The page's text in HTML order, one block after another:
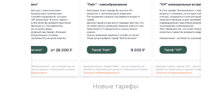
Стоимость обучения IT-рекрутингу в онлайн
Новые тарифы